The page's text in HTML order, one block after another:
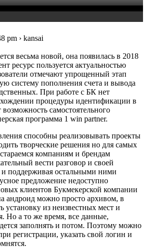
pm › kansai
весьма новой, она появилась в 2018
ресурс пользуется актуальностью
отмечают упрощенный этап
систему пополнения счета и вывода
При работе с БК нет
процедуры идентификации в
самостоятельного
программа 1 win partner.
способны реализовывать проекты
творческие решения но для самых
компаниям и брендам
вести разговор и своей
и поддерживая остальными ними
предложение недоступно
клиентов Букмекерской компании
андроид можно просто архивом, в
установку из неизвестных мест и
Но а то же время, все данные,
заполнять и потом. Поэтому можно
регистрации, указать свой логин и